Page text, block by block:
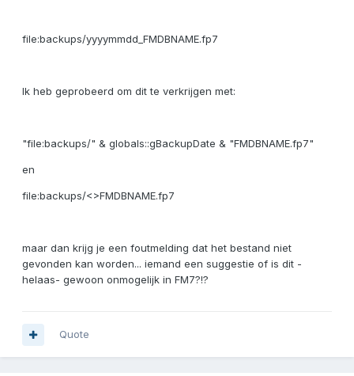
file:backups/yyyymmdd_FMDBNAME.fp7
Ik heb geprobeerd om dit te verkrijgen met:
"file:backups/" & globals::gBackupDate & "FMDBNAME.fp7"
en
file:backups/<>FMDBNAME.fp7
maar dan krijg je een foutmelding dat het bestand niet
gevonden kan worden... iemand een suggestie of is dit -
helaas- gewoon onmogelijk in FM7?!?
Quote